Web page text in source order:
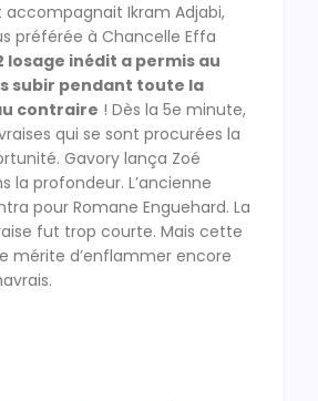
accompagnait Ikram Adjabi,
préférée à Chancelle Effa
losage inédit a permis au
subir pendant toute la
contraire ! Dès la 5e minute,
qui se sont procurées la
Gavory lança Zoé
la profondeur. L’ancienne
pour Romane Enguehard. La
fut trop courte. Mais cette
mérite d’enflammer encore